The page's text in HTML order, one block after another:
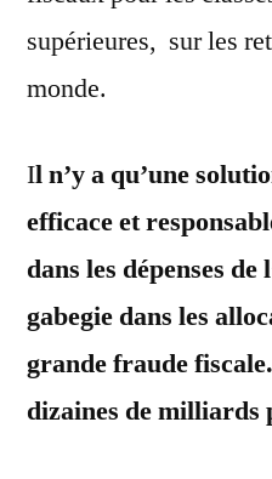
supérieures, sur les
monde.
Il n’y a qu’une
efficace et
dans les dépenses
gabegie dans les
grande fraude
dizaines de milliards